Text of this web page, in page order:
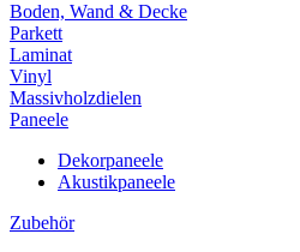
Boden, Wand & Decke
Parkett
Laminat
Vinyl
Massivholzdielen
Paneele
Dekorpaneele
Akustikpaneele
Zubehör